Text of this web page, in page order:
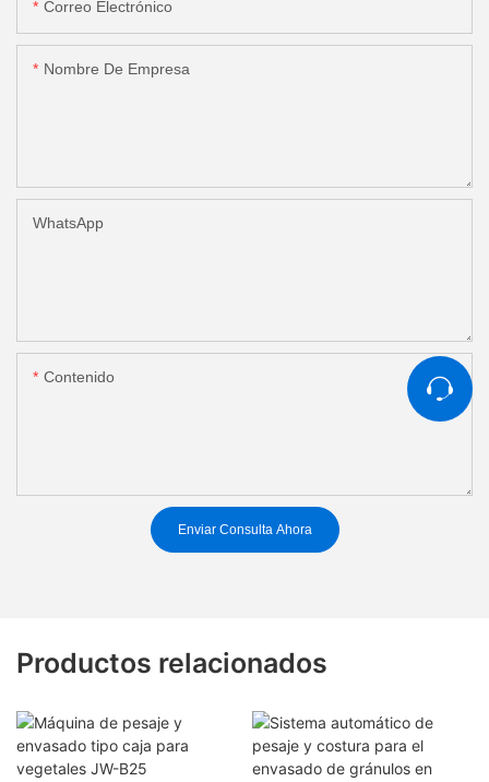
Correo Electrónico
Nombre De Empresa
WhatsApp
Contenido
Enviar Consulta Ahora
Productos relacionados